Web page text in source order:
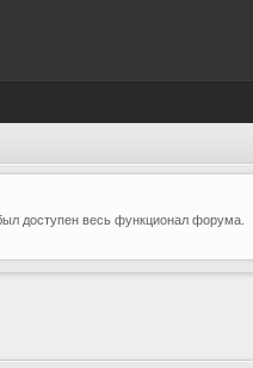
доступен весь функционал форума.